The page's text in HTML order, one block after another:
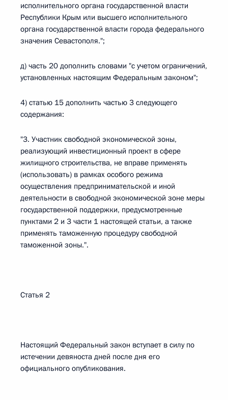
исполнительного органа государственной власти
Республики Крым или высшего исполнительного
органа государственной власти города федерального
значения Севастополя.";
д) часть 20 дополнить словами "с учетом ограничений,
установленных настоящим Федеральным законом";
4) статью 15 дополнить частью 3 следующего
содержания:
"3. Участник свободной экономической зоны,
реализующий инвестиционный проект в сфере
жилищного строительства, не вправе применять
(использовать) в рамках особого режима
осуществления предпринимательской и иной
деятельности в свободной экономической зоне меры
государственной поддержки, предусмотренные
пунктами 2 и 3 части 1 настоящей статьи, а также
применять таможенную процедуру свободной
таможенной зоны.".
Статья 2
Настоящий Федеральный закон вступает в силу по
истечении девяноста дней после дня его
официального опубликования.